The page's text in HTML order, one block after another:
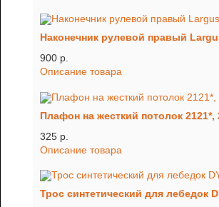
Наконечник рулевой правый
900 p.
Описание товара
Плафон на жесткий потолок 2121*,
325 p.
Описание товара
Трос синтетический для лебедок